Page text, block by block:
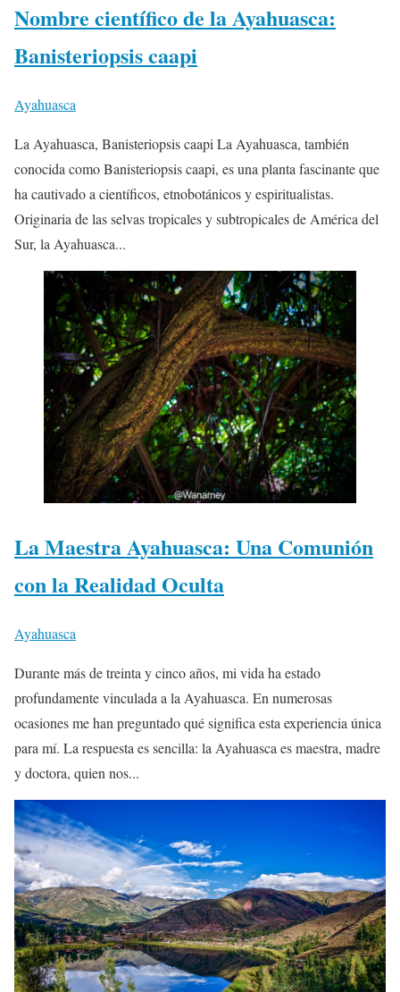
Nombre científico de la Ayahuasca:
Banisteriopsis caapi
Ayahuasca
La Ayahuasca, Banisteriopsis caapi La Ayahuasca, también
conocida como Banisteriopsis caapi, es una planta fascinante que
ha cautivado a científicos, etnobotánicos y espiritualistas.
Originaria de las selvas tropicales y subtropicales de América del
Sur, la Ayahuasca...
La Maestra Ayahuasca: Una Comunión
con la Realidad Oculta
Ayahuasca
Durante más de treinta y cinco años, mi vida ha estado
profundamente vinculada a la Ayahuasca. En numerosas
ocasiones me han preguntado qué significa esta experiencia única
para mí. La respuesta es sencilla: la Ayahuasca es maestra, madre
y doctora, quien nos...